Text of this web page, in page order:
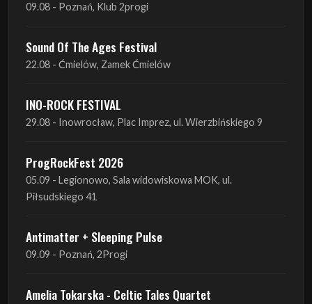
09.08 - Poznań, Klub 2progi
Sound Of The Ages Festival
22.08 - Ćmielów, Zamek Ćmielów
INO-ROCK FESTIVAL
29.08 - Inowrocław, Plac Imprez, ul. Wierzbińskiego 9
ProgRockFest 2026
05.09 - Legionowo, Sala widowiskowa MOK, ul.
Piłsudskiego 41
Antimatter + Sleeping Pulse
09.09 - Poznań, 2Progi
Amelia Tokarska - Celtic Tales Quartet